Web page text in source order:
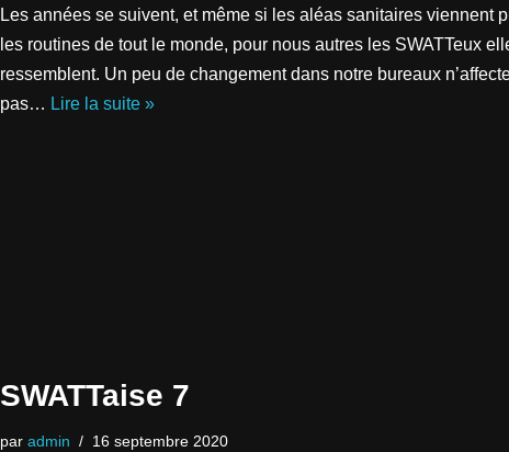
Les années se suivent, et même si les aléas sanitaires viennent
les routines de tout le monde, pour nous autres les SWATTeux
ressemblent. Un peu de changement dans notre bureaux
pas… Lire la suite »
SWATTaise 7
par admin 16 septembre 2020